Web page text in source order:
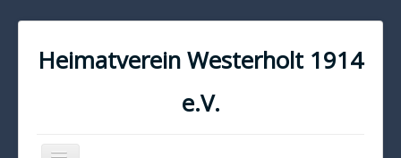
Heimatverein Westerholt 1914
e.V.